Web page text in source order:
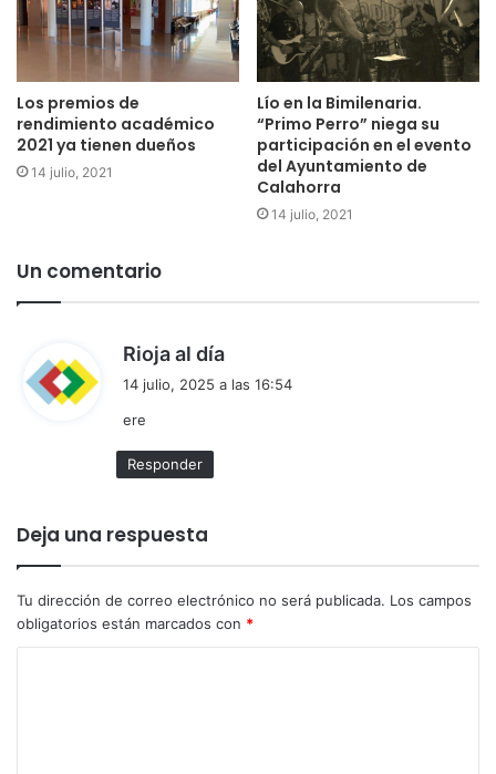
Los premios de
rendimiento académico
2021 ya tienen dueños
14 julio, 2021
Lío en la Bimilenaria.
“Primo Perro” niega su
participación en el evento
del Ayuntamiento de
Calahorra
14 julio, 2021
Un comentario
Rioja al día
14 julio, 2025 a las 16:54
ere
Responder
Deja una respuesta
Tu dirección de correo electrónico no será publicada. Los campos
obligatorios están marcados con *